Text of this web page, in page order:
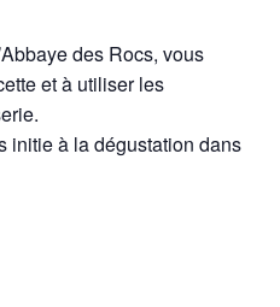
des Rocs, vous
et à utiliser les
initie à la dégustation dans